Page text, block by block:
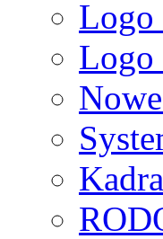
Logo
Logo